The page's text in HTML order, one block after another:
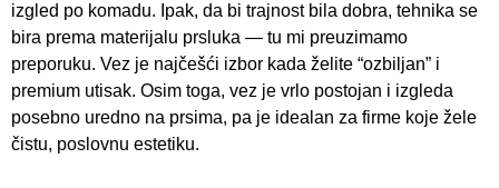
izgled po komadu. Ipak, da bi trajnost bila dobra, tehnika se
bira prema materijalu prsluka — tu mi preuzimamo
preporuku. Vez je najčešći izbor kada želite “ozbiljan” i
premium utisak. Osim toga, vez je vrlo postojan i izgleda
posebno uredno na prsima, pa je idealan za firme koje žele
čistu, poslovnu estetiku.